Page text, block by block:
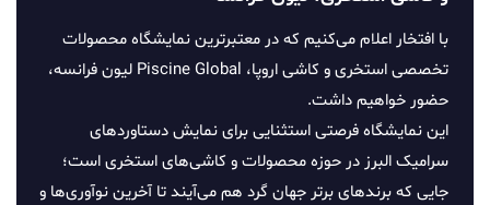
با افتخار اعلام می‌کنیم که در معتبرترین نمایشگاه محصولات
تخصصی استخری و کاشی اروپا، Piscine Global لیون فرانسه،
حضور خواهیم داشت.
این نمایشگاه فرصتی استثنایی برای نمایش دستاوردهای
سرامیک البرز در حوزه محصولات و کاشی‌های استخری است؛
جایی که برندهای برتر جهان گرد هم می‌آیند تا آخرین نوآوری‌ها و